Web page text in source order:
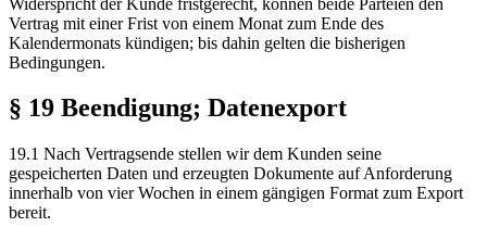
Vertrag mit einer Frist von einem Monat zum Ende des
Kalendermonats kündigen; bis dahin gelten die bisherigen
Bedingungen.
§ 19 Beendigung; Datenexport
19.1 Nach Vertragsende stellen wir dem Kunden seine
gespeicherten Daten und erzeugten Dokumente auf Anforderung
innerhalb von vier Wochen in einem gängigen Format zum Export
bereit.